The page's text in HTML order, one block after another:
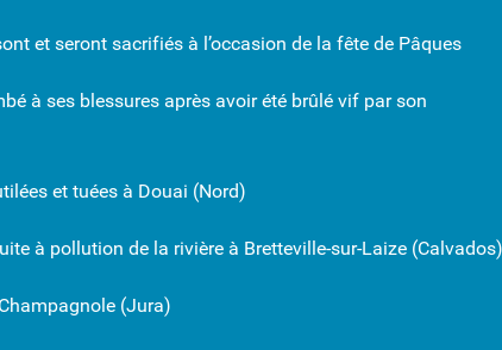
et seront sacrifiés à l’occasion de la fête de Pâques
à ses blessures après avoir été brûlé vif par son
et tuées à Douai (Nord)
à pollution de la rivière à Bretteville-sur-Laize (Calvados)
(Jura)